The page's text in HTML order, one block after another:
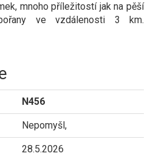
mnoho příležitostí jak na pěší
ve vzdálenosti 3 km.
N456
Nepomyšl,
28.5.2026